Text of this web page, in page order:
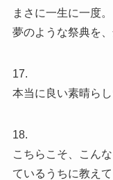
まさに一生に一度。
夢のような祭典を
17.
本当に良い素晴ら
18.
こちらこそ、こん
ているうちに教え